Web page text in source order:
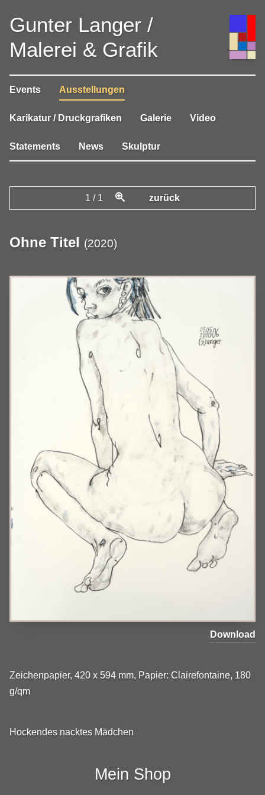
Gunter Langer /
Malerei & Grafik
Events Ausstellungen
Karikatur / Druckgrafiken Galerie Video
Statements News Skulptur
1 / 1 zurück
Ohne Titel (2020)
Download
Zeichenpapier, 420 x 594 mm, Papier: Clairefontaine, 180
g/qm
Hockendes nacktes Mädchen
Mein Shop